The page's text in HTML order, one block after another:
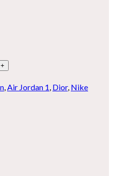
,Air Jordan 1, Dior, Nike